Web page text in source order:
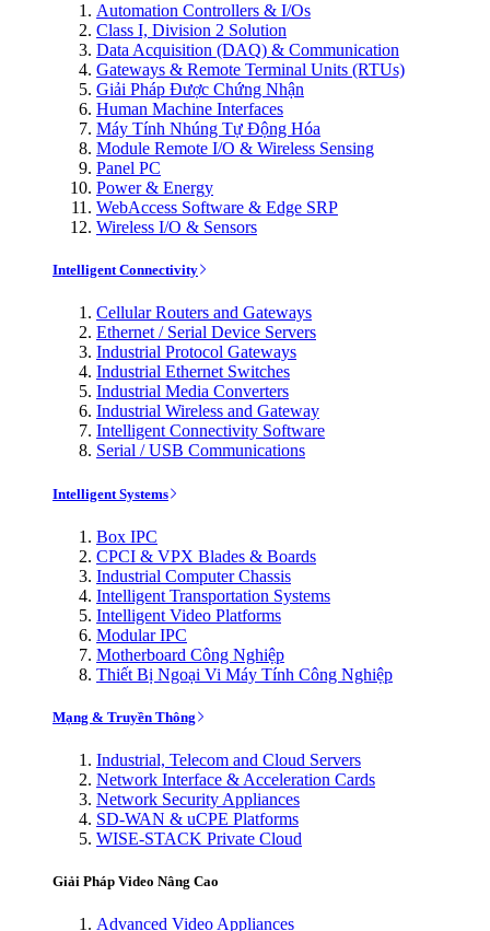
Automation Controllers & I/Os
Class I, Division 2 Solution
Data Acquisition (DAQ) & Communication
Gateways & Remote Terminal Units (RTUs)
Giải Pháp Được Chứng Nhận
Human Machine Interfaces
Máy Tính Nhúng Tự Động Hóa
Module Remote I/O & Wireless Sensing
Panel PC
Power & Energy
WebAccess Software & Edge SRP
Wireless I/O & Sensors
Intelligent Connectivity
Cellular Routers and Gateways
Ethernet / Serial Device Servers
Industrial Protocol Gateways
Industrial Ethernet Switches
Industrial Media Converters
Industrial Wireless and Gateway
Intelligent Connectivity Software
Serial / USB Communications
Intelligent Systems
Box IPC
CPCI & VPX Blades & Boards
Industrial Computer Chassis
Intelligent Transportation Systems
Intelligent Video Platforms
Modular IPC
Motherboard Công Nghiệp
Thiết Bị Ngoại Vi Máy Tính Công Nghiệp
Mạng & Truyền Thông
Industrial, Telecom and Cloud Servers
Network Interface & Acceleration Cards
Network Security Appliances
SD-WAN & uCPE Platforms
WISE-STACK Private Cloud
Giải Pháp Video Nâng Cao
Advanced Video Appliances